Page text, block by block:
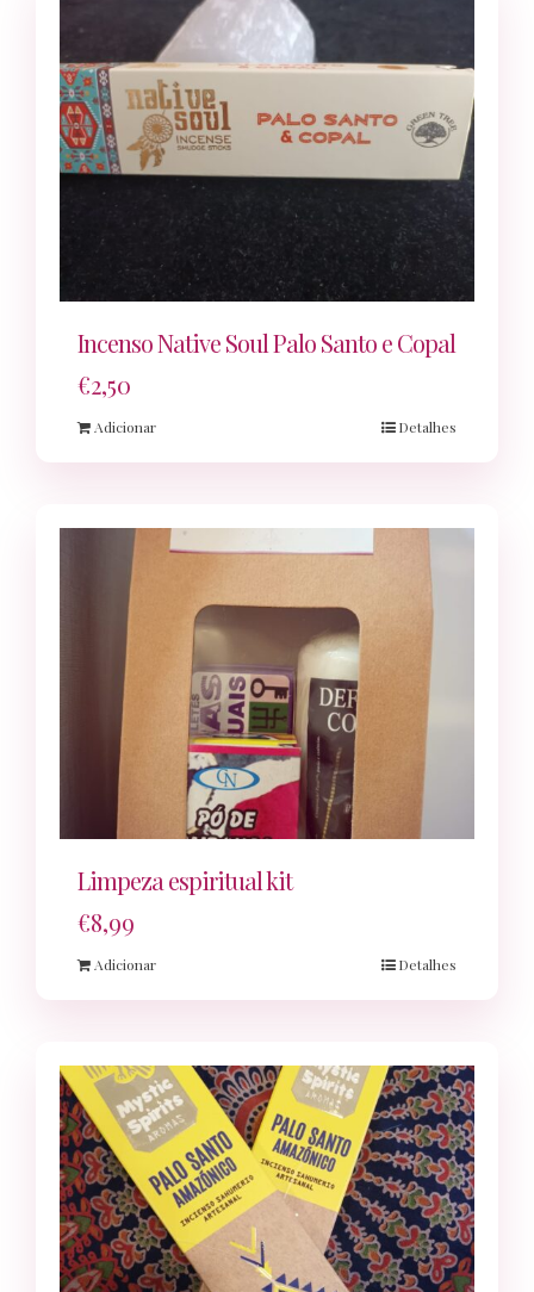
Incenso Native Soul Palo Santo e Copal
€2,50
Adicionar Detalhes
Limpeza espiritual kit
€8,99
Adicionar Detalhes